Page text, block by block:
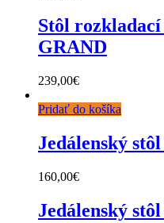
Stôl rozkladací
GRAND
239,00€
Pridať do košíka
Jedálenský
160,00€
Jedálenský